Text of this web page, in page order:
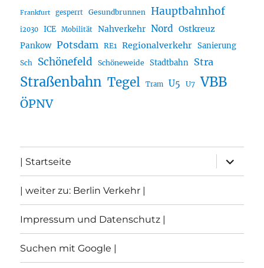
Frankfurt gesperrt Gesundbrunnen Hauptbahnhof
i2030 ICE Mobilität Nahverkehr Nord Ostkreuz
Pankow Potsdam RE1 Regionalverkehr Sanierung
Sch Schönefeld Schöneweide Stadtbahn Stra
Straßenbahn Tegel Tram U5 U7 VBB
ÖPNV
| Startseite
öffnen
| weiter zu: Berlin Verkehr |
Impressum und Datenschutz |
Suchen mit Google |